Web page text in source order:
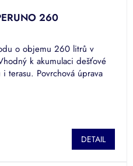
260
o objemu 260 litrů v
k akumulaci dešťové
terasu. Povrchová úprava
DETAIL